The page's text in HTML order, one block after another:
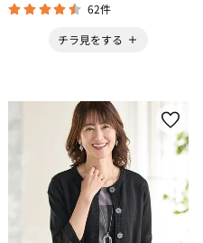
62件
チラ見をする